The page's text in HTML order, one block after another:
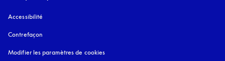
Accessibilité
Contrefaçon
Modifier les paramètres de cookies